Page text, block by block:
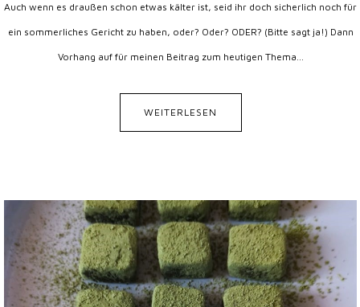
Auch wenn es draußen schon etwas kälter ist, seid ihr doch sicherlich noch für
ein sommerliches Gericht zu haben, oder? Oder? ODER? (Bitte sagt ja!) Dann
Vorhang auf für meinen Beitrag zum heutigen Thema...
WEITERLESEN